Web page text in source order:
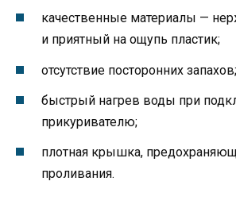
качественные материалы —
и приятный на ощупь пластик;
отсутствие посторонних запахов;
быстрый нагрев воды при
прикуривателю;
плотная крышка,
проливания.